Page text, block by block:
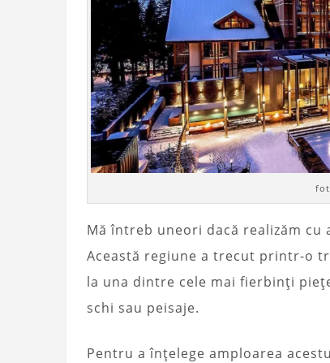
Mă întreb uneori dacă realizăm
Această regiune a trecut printr-o
la una dintre cele mai fierbinți
schi sau peisaje.
Pentru a înțelege amploarea